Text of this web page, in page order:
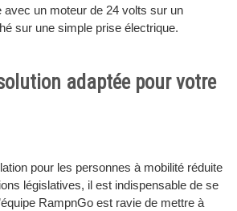
avec un moteur de 24 volts sur un
sur une simple prise électrique.
adaptée pour votre
pour les personnes à mobilité réduite
législatives, il est indispensable de se
RampnGo est ravie de mettre à